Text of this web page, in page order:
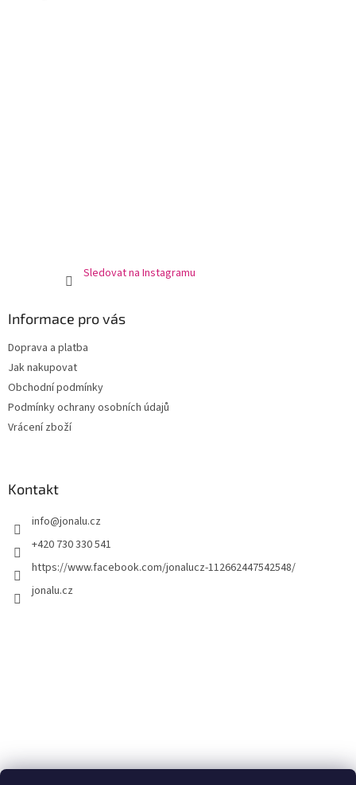
Sledovat na Instagramu
Informace pro vás
Doprava a platba
Jak nakupovat
Obchodní podmínky
Podmínky ochrany osobních údajů
Vrácení zboží
Kontakt
info@jonalu.cz
+420 730 330 541
https://www.facebook.com/jonalucz-112662447542548/
jonalu.cz